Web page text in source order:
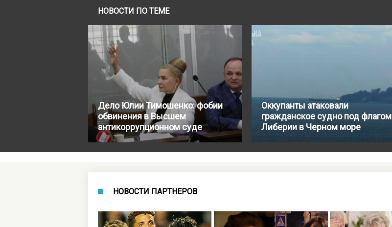
НОВОСТИ ПО ТЕМЕ
Дело Юлии Тимошенко: фобии
обвинения в Высшем
антикоррупционном суде
Оккупанты атаковали
гражданское судно под флагом
Либерии в Черном море
НОВОСТИ ПАРТНЕРОВ